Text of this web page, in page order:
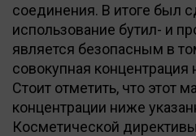
соединения. В итоге был
использование бутил- и
является безопасным в
совокупная концентрация
Стоит отметить, что этот
концентрации ниже
Косметической